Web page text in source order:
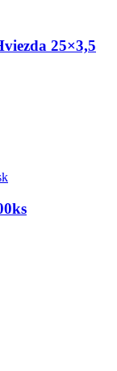
25×3,5